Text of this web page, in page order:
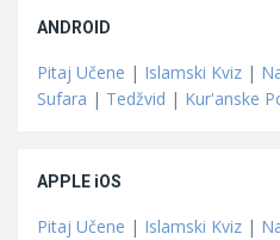
ANDROID
Pitaj Učene | Islamski Kviz |
Sufara | Tedžvid | Kur'anske
APPLE iOS
Pitaj Učene | Islamski Kviz |